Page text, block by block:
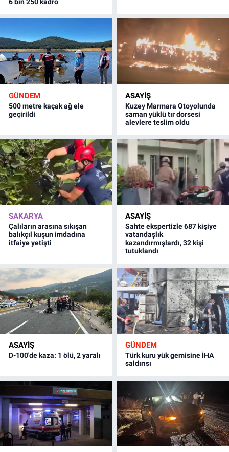
GÜNDEM
500 metre kaçak ağ ele
geçirildi
ASAYİŞ
Kuzey Marmara Otoyolunda
saman yüklü tır dorsesi
alevlere teslim oldu
SAKARYA
Çalıların arasına sıkışan
balıkçıl kuşun imdadına
itfaiye yetişti
ASAYİŞ
Sahte ekspertizle 687 kişiye
vatandaşlık
kazandırmışlardı, 32 kişi
tutuklandı
ASAYİŞ
D-100'de kaza: 1 ölü, 2 yaralı
GÜNDEM
Türk kuru yük gemisine İHA
saldırısı